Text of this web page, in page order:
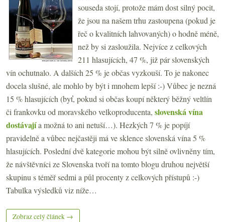
souseda stojí, protože mám dost silný pocit,
že jsou na našem trhu zastoupena (pokud je
řeč o kvalitních lahvovaných) o hodně méně,
než by si zasloužila. Nejvíce z celkových
211 hlasujících, 47 %, již pár slovenských
vín ochutnalo. A dalších 25 % je občas vyzkouší. To je nakonec
docela slušné, ale mohlo by být i mnohem lepší :-) Vůbec je nezná
15 % hlasujících (byť, pokud si občas koupí některý běžný veltlín
či frankovku od moravského velkoproducenta, slovenská vína
dostávajía možná to ani netuší…). Hezkých 7 % je popíjí
pravidelně a vůbec nejčastěji má ve sklence slovenská vína 5 %
hlasujících. Poslední dvě kategorie mohou být silně ovlivněny tím,
že návštěvníci ze Slovenska tvoří na tomto blogu druhou největší
skupinu s téměř sedmi a půl procenty z celkových přístupů :-)
Tabulka výsledků viz níže…
Zobraz celý článek →